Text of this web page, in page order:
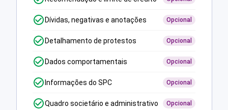
Dívidas, negativas e anotações Opcional
Detalhamento de protestos Opcional
Dados comportamentais Opcional
Informações do SPC Opcional
Quadro societário e administrativo Opcional